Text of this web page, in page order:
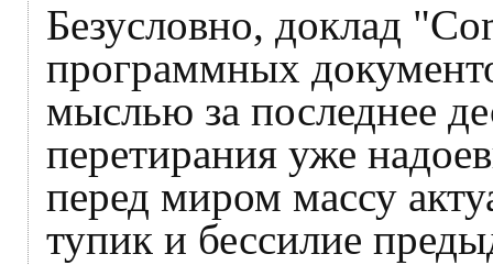
Безусловно, доклад
программных
мыслью за последнее
перетирания уже
перед миром массу
тупик и бессилие